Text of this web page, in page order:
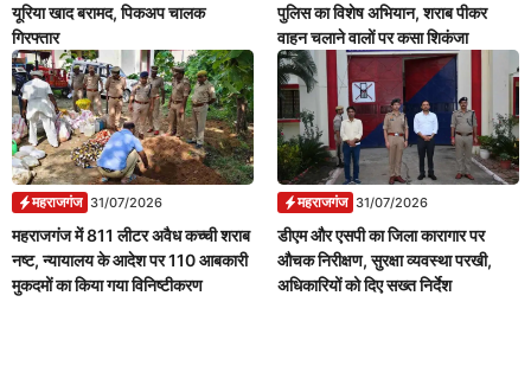
यूरिया खाद बरामद, पिकअप चालक
गिरफ्तार
पुलिस का विशेष अभियान, शराब पीकर
वाहन चलाने वालों पर कसा शिकंजा
महराजगंज 31/07/2026
महराजगंज में 811 लीटर अवैध कच्ची शराब
नष्ट, न्यायालय के आदेश पर 110 आबकारी
मुकदमों का किया गया विनिष्टीकरण
महराजगंज 31/07/2026
डीएम और एसपी का जिला कारागार पर
औचक निरीक्षण, सुरक्षा व्यवस्था परखी,
अधिकारियों को दिए सख्त निर्देश